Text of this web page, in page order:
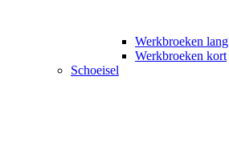
Werkbroeken lang
Werkbroeken kort
Schoeisel